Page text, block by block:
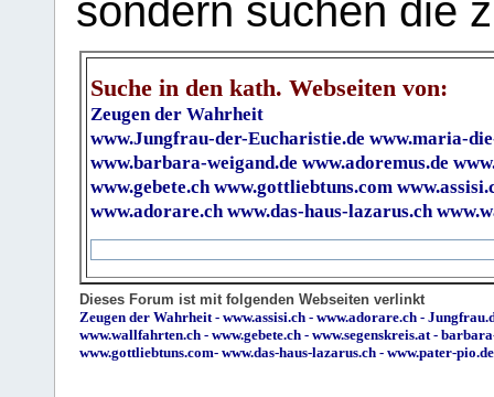
sondern suchen die
Suche in den kath. Webseiten von:
Zeugen der Wahrheit
www.Jungfrau-der-Eucharistie.de www.maria-
www.barbara-weigand.de www.adoremus.de
www.gebete.ch www.gottliebtuns.com
www.adorare.ch www.das-haus-lazarus.ch
Dieses Forum ist mit folgenden Webseiten verlinkt
Zeugen der Wahrheit- www.assisi.ch - www.adorare.ch -
www.wallfahrten.ch - www.gebete.ch - www.segenskreis.at-
www.gottliebtuns.com- www.das-haus-lazarus.ch - www.pater-pio.de